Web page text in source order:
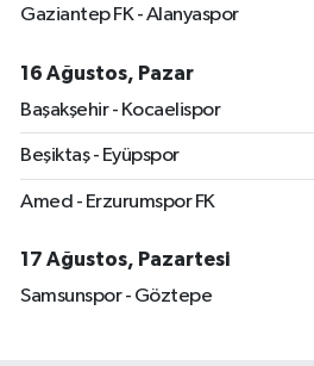
Gaziantep FK - Alanyaspor
16 Ağustos, Pazar
Başakşehir - Kocaelispor
Beşiktaş - Eyüpspor
Amed - Erzurumspor FK
17 Ağustos, Pazartesi
Samsunspor - Göztepe